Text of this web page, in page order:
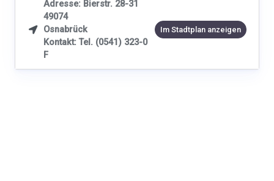

Adresse: Bierstr. 28-31
49074
Osnabrück
Kontakt: Tel. (0541) 323-0
F
Im Stadtplan anzeigen